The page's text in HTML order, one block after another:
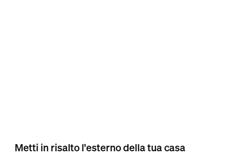
Metti in risalto l'esterno della tua casa